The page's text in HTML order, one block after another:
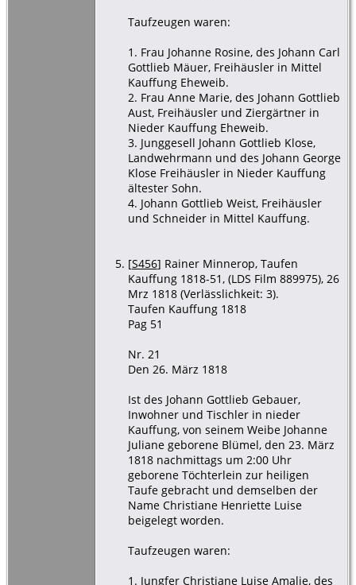
Taufzeugen waren:
1. Frau Johanne Rosine, des Johann Carl
Gottlieb Mäuer, Freihäusler in Mittel
Kauffung Eheweib.
2. Frau Anne Marie, des Johann Gottlieb
Aust, Freihäusler und Ziergärtner in
Nieder Kauffung Eheweib.
3. Junggesell Johann Gottlieb Klose,
Landwehrmann und des Johann George
Klose Freihäusler in Nieder Kauffung
ältester Sohn.
4. Johann Gottlieb Weist, Freihäusler
und Schneider in Mittel Kauffung.
[S456] Rainer Minnerop, Taufen
Kauffung 1818-51, (LDS Film 889975), 26
Mrz 1818 (Verlässlichkeit: 3).
Taufen Kauffung 1818
Pag 51
Nr. 21
Den 26. März 1818
Ist des Johann Gottlieb Gebauer,
Inwohner und Tischler in nieder
Kauffung, von seinem Weibe Johanne
Juliane geborene Blümel, den 23. März
1818 nachmittags um 2:00 Uhr
geborene Töchterlein zur heiligen
Taufe gebracht und demselben der
Name Christiane Henriette Luise
beigelegt worden.
Taufzeugen waren:
1. Jungfer Christiane Luise Amalie, des